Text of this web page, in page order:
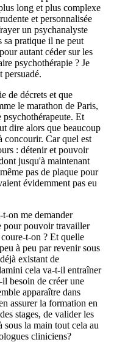
long et plus complexe
et personnalisée
un psychanalyste
sa pratique il ne peut
autant céder sur les
psychothérapie ? Je
persuadé.
de décrets et que
le marathon de Paris,
Et
dire alors que beaucoup
concourir. Car quel est
: détenir et pouvoir
jusqu'à maintenant
pas de plaque pour
évidemment pas eu
on me demander
pour pouvoir travailler
t-on ? Et quelle
à peu par revenir sous
existant de
cela va-t-il entraîner
besoin de créer une
apparaître dans
assurer la formation en
stages, de valider les
sous la main tout cela au
cliniciens?